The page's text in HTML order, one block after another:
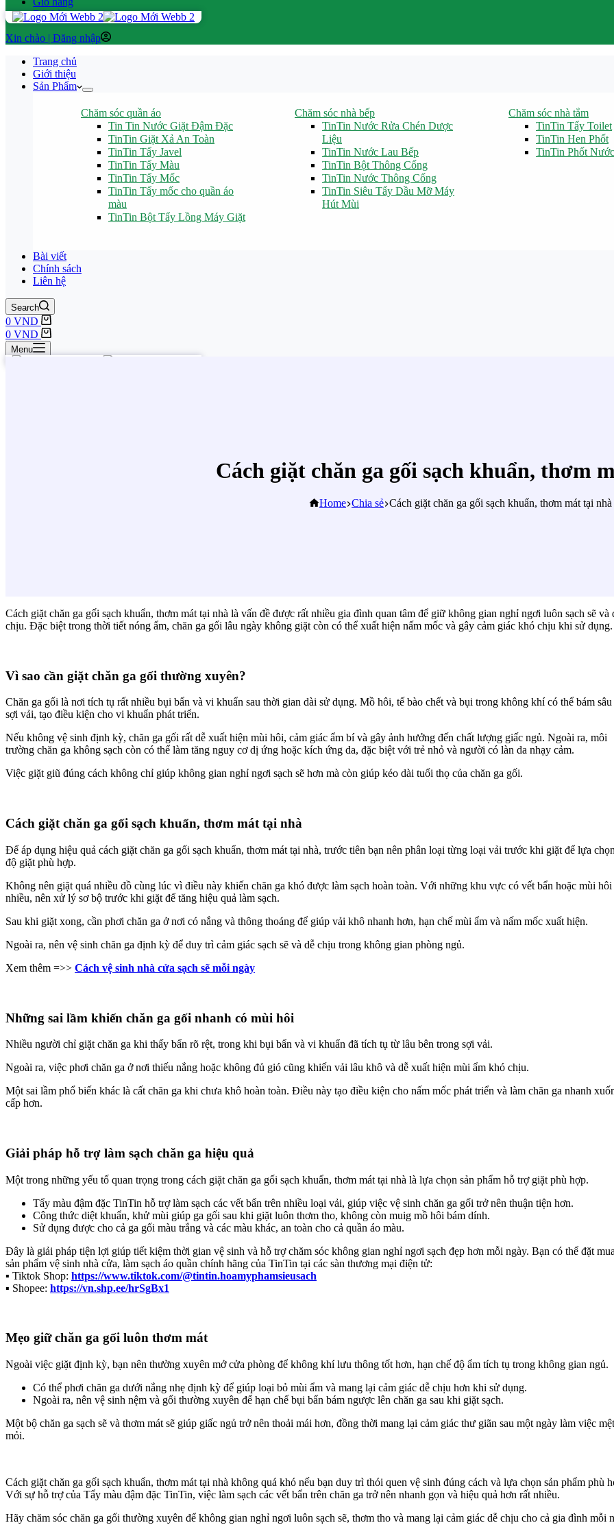
Đặt hàng
Đăng nhập
Trang chủ
Giới thiệu
Sản Phẩm
Chăm sóc quần áo
Tin Tin Nước Giặt Đậm Đặc
TinTin Giặt Xả An Toàn
TinTin Tẩy Javel
TinTin Tẩy Màu
TinTin Tẩy Mốc
TinTin Tẩy mốc cho quần áo
màu
TinTin Bột Tẩy Lồng Máy Giặt
Chăm sóc nhà bếp
TinTin Nước Rửa Chén Dược
Liệu
TinTin Nước Lau Bếp
TinTin Bột Thông Cống
TinTin Nước Thông Cống
TinTin Siêu Tẩy Dầu Mỡ Máy
Hút Mùi
Chăm sóc nhà tắm
TinTin Tẩy Toilet
TinTin Hen Phốt
TinTin Phốt Nước
Bài viết
Chính sách
Liên hệ
Search
0 VND
0 VND
Menu
Cách giặt chăn ga gối sạch khuẩn, thơm
Home Chia sẻ Cách giặt chăn ga gối sạch khuẩn, thơm mát tại nhà
Cách giặt chăn ga gối sạch khuẩn, thơm mát tại nhà là vấn đề được rất nhiều gia đình quan tâm để giữ không gian nghỉ ngơi luôn sạch sẽ và
chịu. Đặc biệt trong thời tiết nóng ẩm, chăn ga gối lâu ngày không giặt còn có thể xuất hiện nấm mốc và gây cảm giác khó chịu khi sử dụng.
Vì sao cần giặt chăn ga gối thường xuyên?
Chăn ga gối là nơi tích tụ rất nhiều bụi bẩn và vi khuẩn sau thời gian dài sử dụng. Mồ hôi, tế bào chết và bụi trong không khí có thể bám sâu
sợi vải, tạo điều kiện cho vi khuẩn phát triển.
Nếu không vệ sinh định kỳ, chăn ga gối rất dễ xuất hiện mùi hôi, cảm giác ẩm bí và gây ảnh hưởng đến chất lượng giấc ngủ. Ngoài ra, môi
trường chăn ga không sạch còn có thể làm tăng nguy cơ dị ứng hoặc kích ứng da, đặc biệt với trẻ nhỏ và người có làn da nhạy cảm.
Việc giặt giũ đúng cách không chỉ giúp không gian nghỉ ngơi sạch sẽ hơn mà còn giúp kéo dài tuổi thọ của chăn ga gối.
Cách giặt chăn ga gối sạch khuẩn, thơm mát tại nhà
Để áp dụng hiệu quả cách giặt chăn ga gối sạch khuẩn, thơm mát tại nhà, trước tiên bạn nên phân loại từng loại vải trước khi giặt để lựa
độ giặt phù hợp.
Không nên giặt quá nhiều đồ cùng lúc vì điều này khiến chăn ga khó được làm sạch hoàn toàn. Với những khu vực có vết bẩn hoặc mùi hôi
nhiều, nên xử lý sơ bộ trước khi giặt để tăng hiệu quả làm sạch.
Sau khi giặt xong, cần phơi chăn ga ở nơi có nắng và thông thoáng để giúp vải khô nhanh hơn, hạn chế mùi ẩm và nấm mốc xuất hiện.
Ngoài ra, nên vệ sinh chăn ga định kỳ để duy trì cảm giác sạch sẽ và dễ chịu trong không gian phòng ngủ.
Xem thêm =>> Cách vệ sinh nhà cửa sạch sẽ mỗi ngày
Những sai lầm khiến chăn ga gối nhanh có mùi hôi
Nhiều người chỉ giặt chăn ga khi thấy bẩn rõ rệt, trong khi bụi bẩn và vi khuẩn đã tích tụ từ lâu bên trong sợi vải.
Ngoài ra, việc phơi chăn ga ở nơi thiếu nắng hoặc không đủ gió cũng khiến vải lâu khô và dễ xuất hiện mùi ẩm khó chịu.
Một sai lầm phổ biến khác là cất chăn ga khi chưa khô hoàn toàn. Điều này tạo điều kiện cho nấm mốc phát triển và làm chăn ga nhanh
cấp hơn.
Giải pháp hỗ trợ làm sạch chăn ga hiệu quả
Một trong những yếu tố quan trọng trong cách giặt chăn ga gối sạch khuẩn, thơm mát tại nhà là lựa chọn sản phẩm hỗ trợ giặt phù hợp.
Tẩy màu đậm đặc TinTin hỗ trợ làm sạch các vết bẩn trên nhiều loại vải, giúp việc vệ sinh chăn ga gối trở nên thuận tiện hơn.
Công thức diệt khuẩn, khử mùi giúp ga gối sau khi giặt luôn thơm tho, không còn muig mồ hôi bám dính.
Sử dụng được cho cả ga gối màu trắng và các màu khác, an toàn cho cả quần áo màu.
Đây là giải pháp tiện lợi giúp tiết kiệm thời gian vệ sinh và hỗ trợ chăm sóc không gian nghỉ ngơi sạch đẹp hơn mỗi ngày. Bạn có thể đặt
sản phẩm vệ sinh nhà cửa, làm sạch áo quần chính hãng của TinTin tại các sàn thương mại điện tử:
▪️ Tiktok Shop: https://www.tiktok.com/@tintin.hoamyphamsieusach
▪️ Shopee: https://vn.shp.ee/hrSgBx1
Mẹo giữ chăn ga gối luôn thơm mát
Ngoài việc giặt định kỳ, bạn nên thường xuyên mở cửa phòng để không khí lưu thông tốt hơn, hạn chế độ ẩm tích tụ trong không gian ngủ.
Có thể phơi chăn ga dưới nắng nhẹ định kỳ để giúp loại bỏ mùi ẩm và mang lại cảm giác dễ chịu hơn khi sử dụng.
Ngoài ra, nên vệ sinh nệm và gối thường xuyên để hạn chế bụi bẩn bám ngược lên chăn ga sau khi giặt sạch.
Một bộ chăn ga sạch sẽ và thơm mát sẽ giúp giấc ngủ trở nên thoải mái hơn, đồng thời mang lại cảm giác thư giãn sau một ngày làm việc mệt
mỏi.
Cách giặt chăn ga gối sạch khuẩn, thơm mát tại nhà không quá khó nếu bạn duy trì thói quen vệ sinh đúng cách và lựa chọn sản phẩm phù
Với sự hỗ trợ của Tẩy màu đậm đặc TinTin, việc làm sạch các vết bẩn trên chăn ga trở nên nhanh gọn và hiệu quả hơn rất nhiều.
Hãy chăm sóc chăn ga gối thường xuyên để không gian nghỉ ngơi luôn sạch sẽ, thơm tho và mang lại cảm giác dễ chịu cho cả gia đình mỗi